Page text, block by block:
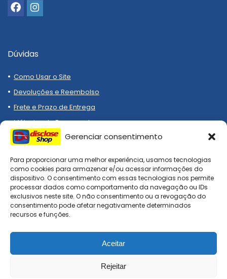
Gerenciar consentimento
Para proporcionar uma melhor experiência, usamos tecnologias
como cookies para armazenar e/ou acessar informações do
dispositivo. O consentimento com essas tecnologias nos permite
processar dados como comportamento da navegação ou IDs
exclusivos neste site. O não consentimento ou a revogação do
consentimento pode afetar negativamente determinados
recursos e funções.
Aceitar
Rejeitar
Dúvidas
Como Usar o Site
Devoluções e Reembolso
Frete e Prazo de Entrega
Métodos de Pagamento
Compre melhor, compra
segura!